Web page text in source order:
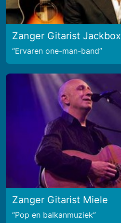
Zanger Gitarist Jackbox
Ervaren one-man-band
Zanger Gitarist Miele
Pop en balkanmuziek